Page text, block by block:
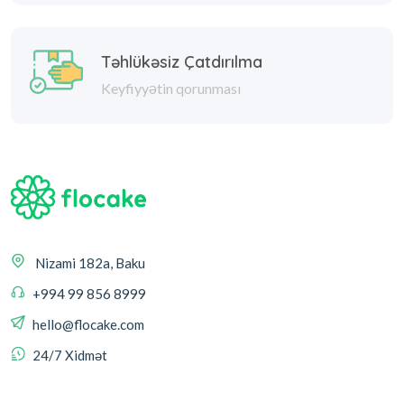
Keyfiyyətin qorunması
Nizami 182a, Baku
+994 99 856 8999
hello@flocake.com
24/7 Xidmət